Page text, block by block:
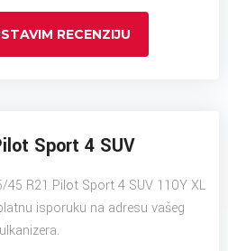
RECENZIJU
Sport 4 SUV
45 R21 Pilot Sport 4 SUV 110Y XL
isporuku na adresu vašeg